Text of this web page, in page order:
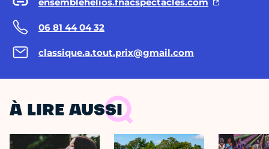
06 81 44 04 32
classique.a.tout.prix@gmail.com
À LIRE AUSSI